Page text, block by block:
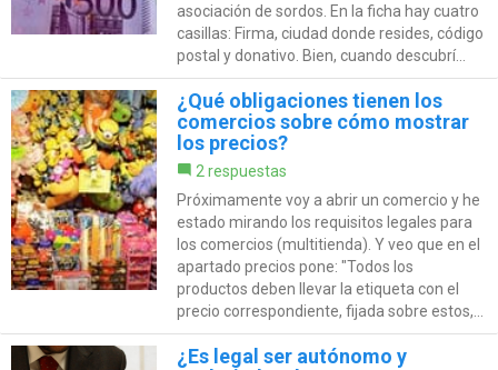
asociación de sordos. En la ficha hay cuatro
casillas: Firma, ciudad donde resides, código
postal y donativo. Bien, cuando descubrí...
¿Qué obligaciones tienen los
comercios sobre cómo mostrar
los precios?
2 respuestas
Próximamente voy a abrir un comercio y he
estado mirando los requisitos legales para
los comercios (multitienda). Y veo que en el
apartado precios pone: "Todos los
productos deben llevar la etiqueta con el
precio correspondiente, fijada sobre estos,...
¿Es legal ser autónomo y